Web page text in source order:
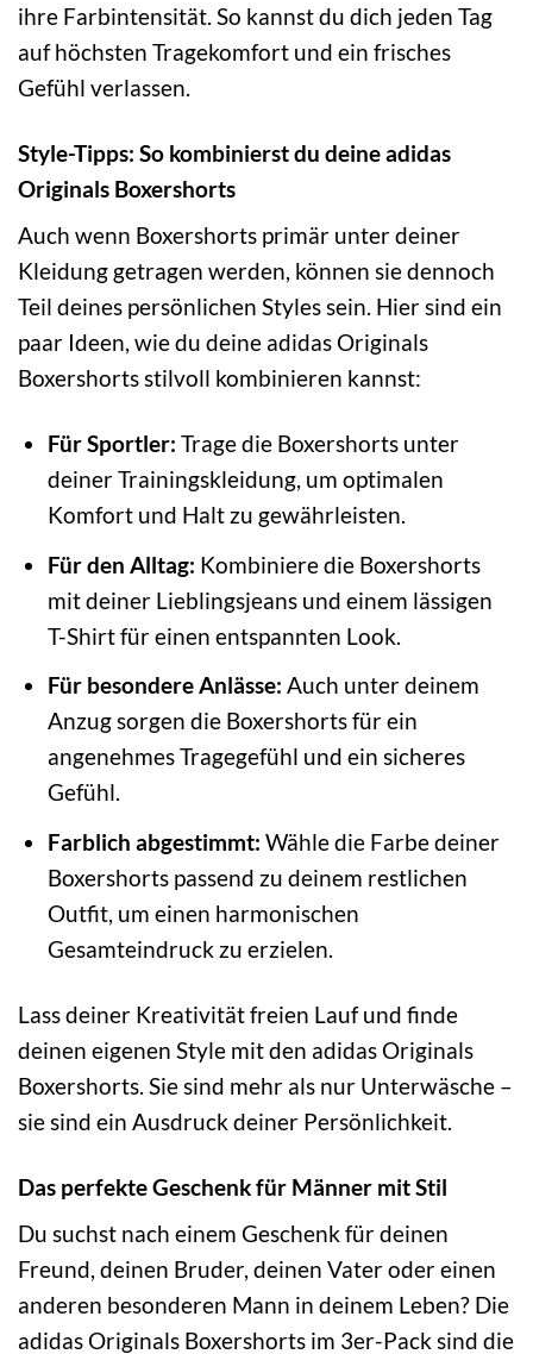
ihre Farbintensität. So kannst du dich jeden Tag
auf höchsten Tragekomfort und ein frisches
Gefühl verlassen.
Style-Tipps: So kombinierst du deine adidas
Originals Boxershorts
Auch wenn Boxershorts primär unter deiner
Kleidung getragen werden, können sie dennoch
Teil deines persönlichen Styles sein. Hier sind ein
paar Ideen, wie du deine adidas Originals
Boxershorts stilvoll kombinieren kannst:
Für Sportler: Trage die Boxershorts unter
deiner Trainingskleidung, um optimalen
Komfort und Halt zu gewährleisten.
Für den Alltag: Kombiniere die Boxershorts
mit deiner Lieblingsjeans und einem lässigen
T-Shirt für einen entspannten Look.
Für besondere Anlässe: Auch unter deinem
Anzug sorgen die Boxershorts für ein
angenehmes Tragegefühl und ein sicheres
Gefühl.
Farblich abgestimmt: Wähle die Farbe deiner
Boxershorts passend zu deinem restlichen
Outfit, um einen harmonischen
Gesamteindruck zu erzielen.
Lass deiner Kreativität freien Lauf und finde
deinen eigenen Style mit den adidas Originals
Boxershorts. Sie sind mehr als nur Unterwäsche –
sie sind ein Ausdruck deiner Persönlichkeit.
Das perfekte Geschenk für Männer mit Stil
Du suchst nach einem Geschenk für deinen
Freund, deinen Bruder, deinen Vater oder einen
anderen besonderen Mann in deinem Leben? Die
adidas Originals Boxershorts im 3er-Pack sind die